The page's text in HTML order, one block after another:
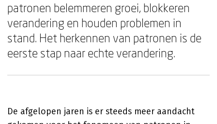
patronen belemmeren groei, blokkeren
verandering en houden problemen in
stand. Het herkennen van patronen is de
eerste stap naar echte verandering.
De afgelopen jaren is er steeds meer aandacht